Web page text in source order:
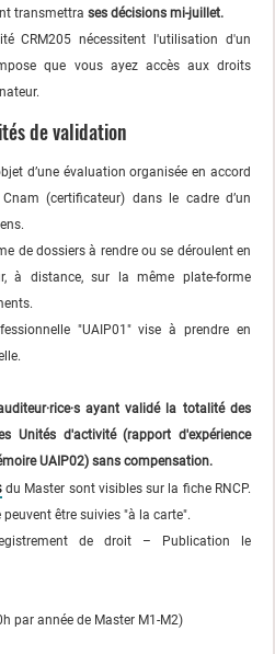
transmettra ses décisions mi-juillet.
CRM205 nécessitent l'utilisation d'un
que vous ayez accès aux droits
de validation
d’une évaluation organisée en accord
(certificateur) dans le cadre d’un
de dossiers à rendre ou se déroulent en
à distance, sur la même plate-forme
"UAIP01" vise à prendre en
ayant validé la totalité des
Unités d'activité (rapport d'expérience
UAIP02) sans compensation.
du Master sont visibles sur la fiche RNCP.
être suivies "à la carte".
de droit – Publication le
par année de Master M1-M2)